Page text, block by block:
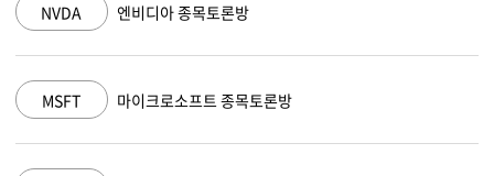
NVDA 엔비디아 종목토론방
MSFT 마이크로소프트 종목토론방